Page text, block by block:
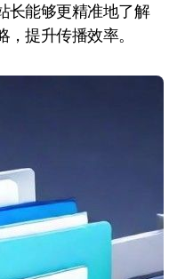
长能够更精准地了解
提升传播效率。